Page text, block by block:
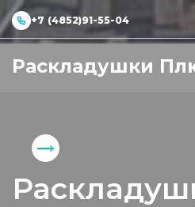
+7 (4852)91-55-04
Раскладушки